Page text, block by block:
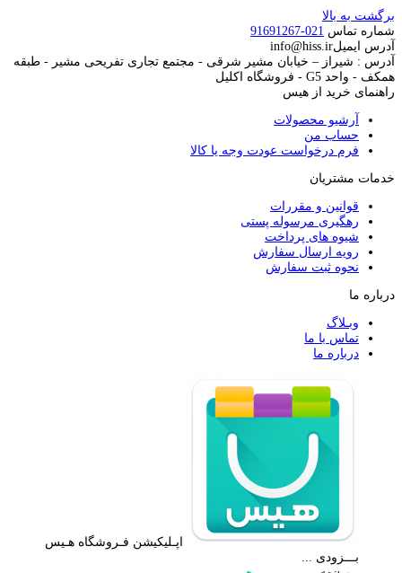
برگشت به بالا
شماره تماس 021-91691267
آدرس ایمیلinfo@hiss.ir
آدرس : شیراز – خیابان مشیر شرقی - مجتمع تجاری تفریحی مشیر - طبقه
همکف - واحد G5 - فروشگاه اکلیل
راهنمای خرید از هیس
آرشیو محصولات
حساب من
فرم درخواست عودت وجه یا کالا
خدمات مشتریان
قوانین و مقررات
رهگیری مرسوله پستی
شیوه های پرداخت
رویه ارسال سفارش
نحوه ثبت سفارش
درباره ما
وبـلاگ
تماس با ما
درباره ما
اپـلیکیشن فـروشگاه هـیس
بـــزودی ...